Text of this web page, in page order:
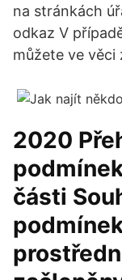
na stránkách
odkaz V
můžete ve věci
2020
části